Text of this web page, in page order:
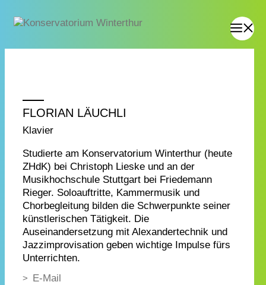
FLORIAN LÄUCHLI
Klavier
Studierte am Konservatorium Winterthur (heute
ZHdK) bei Christoph Lieske und an der
Musikhochschule Stuttgart bei Friedemann
Rieger. Soloauftritte, Kammermusik und
Chorbegleitung bilden die Schwerpunkte seiner
künstlerischen Tätigkeit. Die
Auseinandersetzung mit Alexandertechnik und
Jazzimprovisation geben wichtige Impulse fürs
Unterrichten.
E-Mail